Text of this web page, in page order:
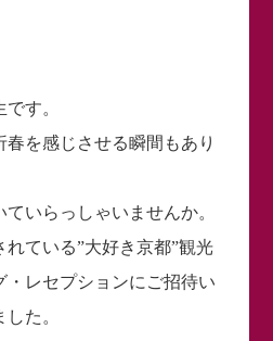
す。
を感じさせる瞬間もあり
いらっしゃいませんか。
ている”大好き京都”観光
・レセプションにご招待い
た。